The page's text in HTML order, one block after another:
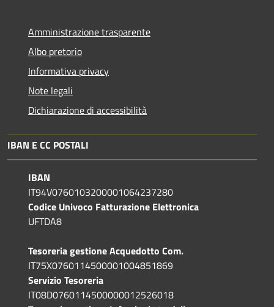
Amministrazione trasparente
Albo pretorio
Informativa privacy
Note legali
Dichiarazione di accessibilità
IBAN E CC POSTALI
IBAN
IT94V0760103200001064237280
Codice Univoco Fatturazione Elettronica
UFTDA8
Tesoreria gestione Acquedotto Com.
IT75X0760114500001004851869
Servizio Tesoreria
IT08D0760114500000012526018